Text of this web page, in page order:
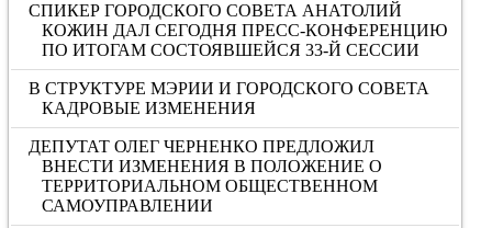
СПИКЕР ГОРОДСКОГО СОВЕТА АНАТОЛИЙ
КОЖИН ДАЛ СЕГОДНЯ ПРЕСС-КОНФЕРЕНЦИЮ
ПО ИТОГАМ СОСТОЯВШЕЙСЯ 33-Й СЕССИИ
В СТРУКТУРЕ МЭРИИ И ГОРОДСКОГО СОВЕТА
КАДРОВЫЕ ИЗМЕНЕНИЯ
ДЕПУТАТ ОЛЕГ ЧЕРНЕНКО ПРЕДЛОЖИЛ
ВНЕСТИ ИЗМЕНЕНИЯ В ПОЛОЖЕНИЕ О
ТЕРРИТОРИАЛЬНОМ ОБЩЕСТВЕННОМ
САМОУПРАВЛЕНИИ